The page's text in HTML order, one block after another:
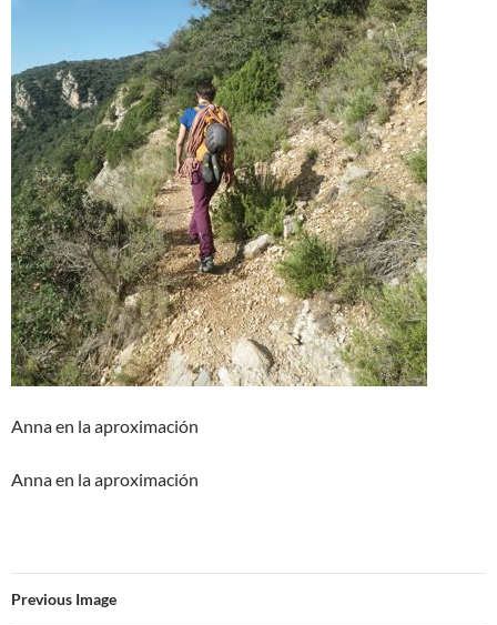
Anna en la aproximación
Anna en la aproximación
Previous Image